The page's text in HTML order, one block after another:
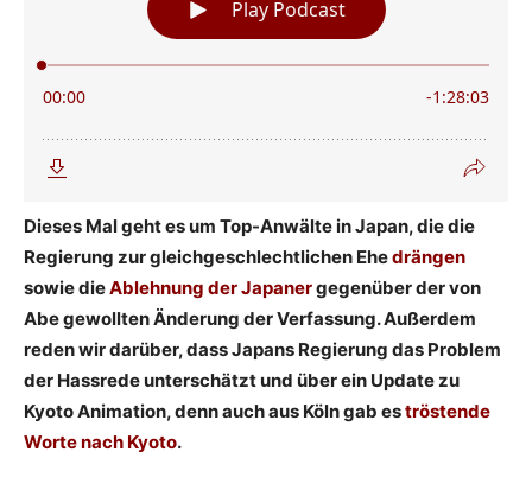
Dieses Mal geht es um Top-Anwälte in Japan, die die
Regierung zur gleichgeschlechtlichen Ehedrängen
sowie dieAblehnung der Japanergegenüber der von
Abe gewollten Änderung der Verfassung. Außerdem
reden wir darüber, dass Japans Regierung das Problem
der Hassrede unterschätzt und über ein Update zu
Kyoto Animation, denn auch aus Köln gab eströstende
Worte nach Kyoto.